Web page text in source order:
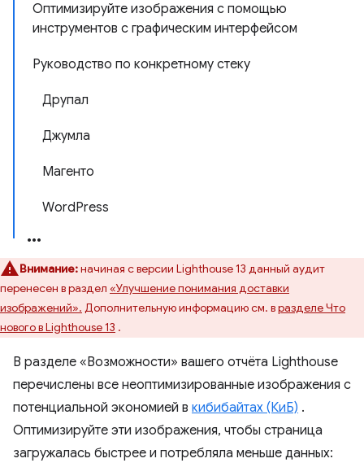
Оптимизируйте изображения с помощью
инструментов с графическим интерфейсом
Руководство по конкретному стеку
Друпал
Джумла
Магенто
WordPress
Внимание:начиная с версии Lighthouse 13 данный аудит
перенесен в раздел «Улучшение понимания доставки
изображений». Дополнительную информацию см. вразделе Что
нового в Lighthouse 13 .
В разделе «Возможности» вашего отчёта Lighthouse
перечислены все неоптимизированные изображения с
потенциальной экономией в кибибайтах (КиБ) .
Оптимизируйте эти изображения, чтобы страница
загружалась быстрее и потребляла меньше данных: